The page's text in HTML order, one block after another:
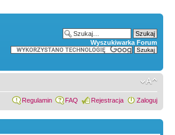
Wyszukiwarka Forum
Regulamin FAQ Rejestracja Zaloguj